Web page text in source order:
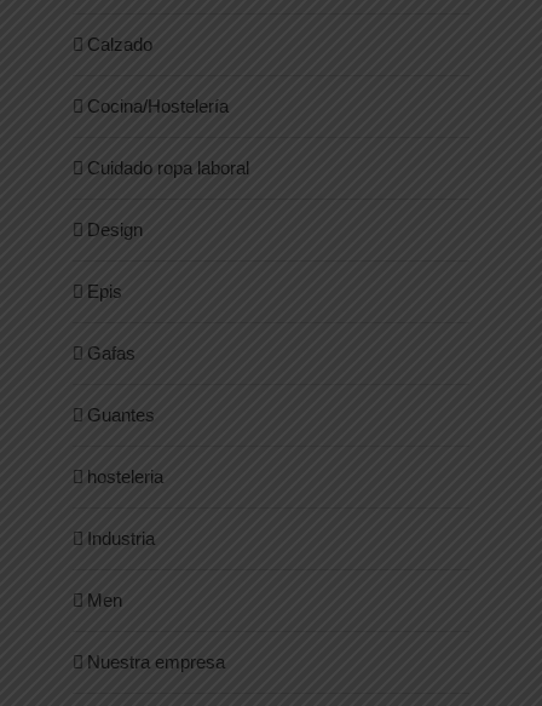
Calzado
Cocina/Hostelería
Cuidado ropa laboral
Design
Epis
Gafas
Guantes
hosteleria
Industria
Men
Nuestra empresa